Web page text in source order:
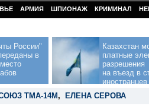
АРМИЯ ШПИОНАЖ КРИМИНАЛ
России"
в
Казахстан
платные
разрешения
на въезд в
иностранцев
ТМА-14М ,
ЕЛЕНА СЕРОВА